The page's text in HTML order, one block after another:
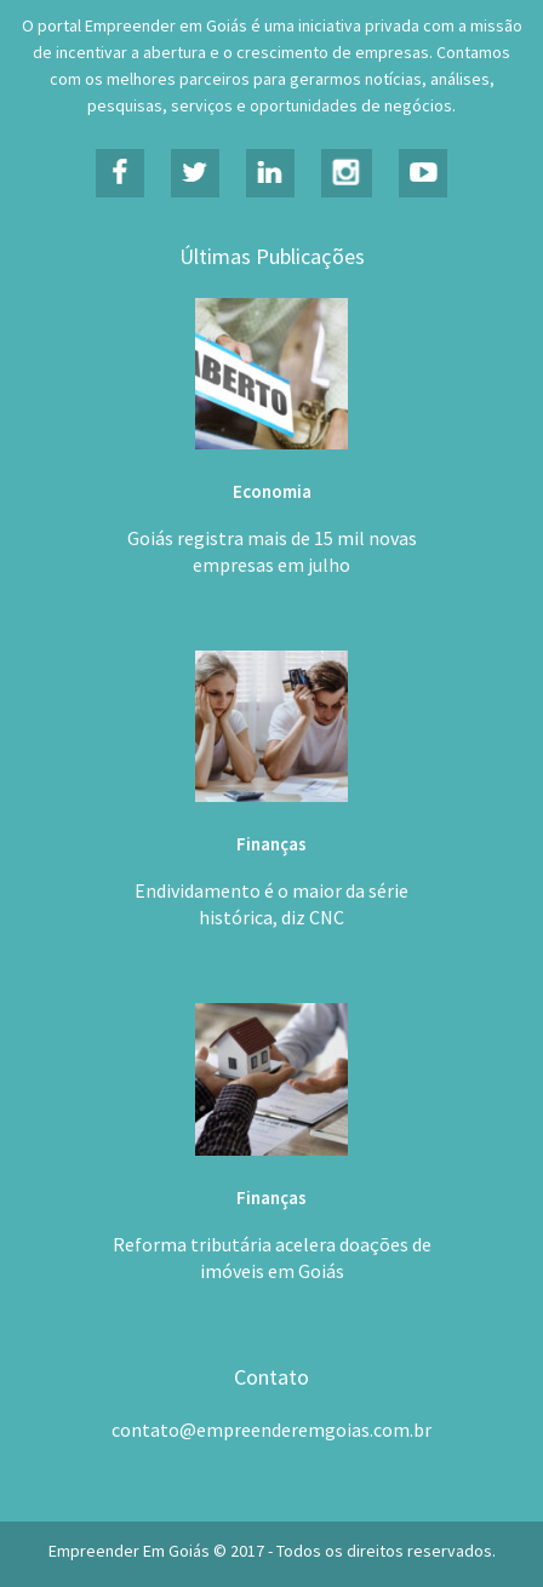
O portal Empreender em Goiás é uma iniciativa privada com a missão
de incentivar a abertura e o crescimento de empresas. Contamos
com os melhores parceiros para gerarmos notícias, análises,
pesquisas, serviços e oportunidades de negócios.
Últimas Publicações
Economia
Goiás registra mais de 15 mil novas
empresas em julho
Finanças
Endividamento é o maior da série
histórica, diz CNC
Finanças
Reforma tributária acelera doações de
imóveis em Goiás
Contato
contato@empreenderemgoias.com.br
Empreender Em Goiás © 2017 - Todos os direitos reservados.